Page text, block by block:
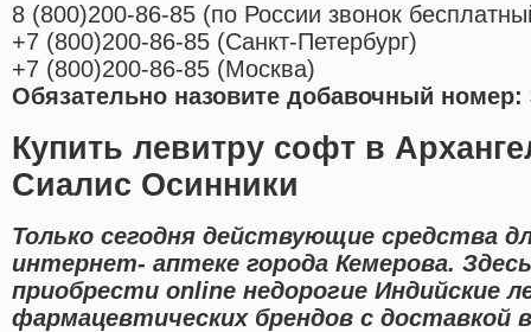
8 (800)200-86-85 (по России звонок
+7 (800)200-86-85 (Санкт-Петербург)
+7 (800)200-86-85 (Москва)
Обязательно назовите добавочный номер:
Купить левитру софт в
Сиалис Осинники
Только сегодня действующие средства
интернет- аптеке города Кемерова.
приобрести online недорогие Индийские
фармацевтических брендов с доставкой